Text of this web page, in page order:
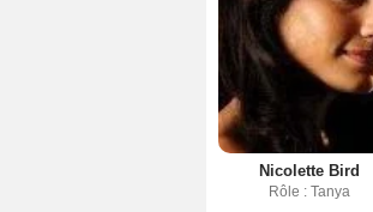
Nicolette Bird
Rôle : Tanya